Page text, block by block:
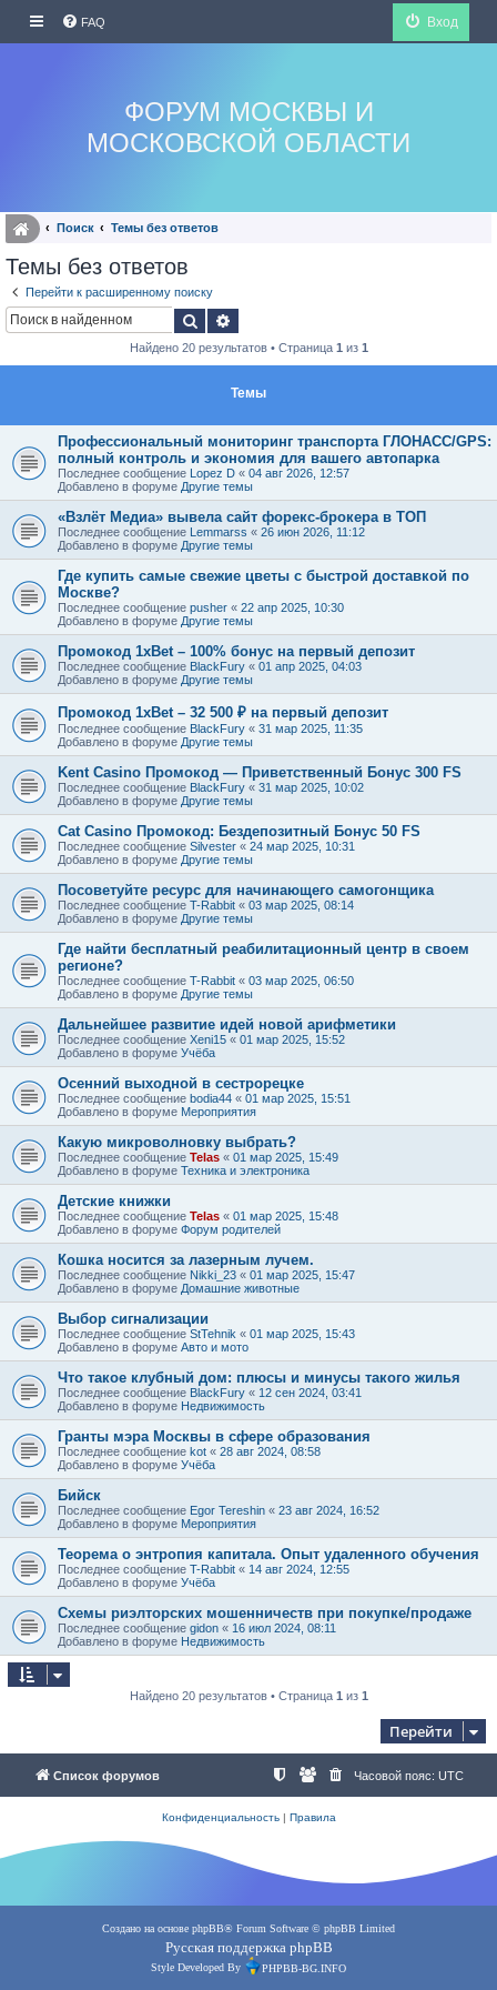
FAQ Вход
ФОРУМ МОСКВЫ И
МОСКОВСКОЙ ОБЛАСТИ
Поиск Темы без ответов
Темы без ответов
Перейти к расширенному поиску
Поиск
Найдено 20 результатов • Страница 1 из 1
Темы
Профессиональный мониторинг транспорта ГЛОНАСС/GPS:
полный контроль и экономия для вашего автопарка
Последнее сообщение Lopez D « 04 авг 2026, 12:57
Добавлено в форуме Другие темы
«Взлёт Медиа» вывела сайт форекс-брокера в ТОП
Последнее сообщение Lemmarss « 26 июн 2026, 11:12
Добавлено в форуме Другие темы
Где купить самые свежие цветы с быстрой доставкой по
Москве?
Последнее сообщение pusher « 22 апр 2025, 10:30
Добавлено в форуме Другие темы
Промокод 1xBet – 100% бонус на первый депозит
Последнее сообщение BlackFury « 01 апр 2025, 04:03
Добавлено в форуме Другие темы
Промокод 1xBet – 32 500 ₽ на первый депозит
Последнее сообщение BlackFury « 31 мар 2025, 11:35
Добавлено в форуме Другие темы
Kent Casino Промокод — Приветственный Бонус 300 FS
Последнее сообщение BlackFury « 31 мар 2025, 10:02
Добавлено в форуме Другие темы
Cat Casino Промокод: Бездепозитный Бонус 50 FS
Последнее сообщение Silvester « 24 мар 2025, 10:31
Добавлено в форуме Другие темы
Посоветуйте ресурс для начинающего самогонщика
Последнее сообщение T-Rabbit « 03 мар 2025, 08:14
Добавлено в форуме Другие темы
Где найти бесплатный реабилитационный центр в своем
регионе?
Последнее сообщение T-Rabbit « 03 мар 2025, 06:50
Добавлено в форуме Другие темы
Дальнейшее развитие идей новой арифметики
Последнее сообщение Xeni15 « 01 мар 2025, 15:52
Добавлено в форуме Учёба
Осенний выходной в сестрорецке
Последнее сообщение bodia44 « 01 мар 2025, 15:51
Добавлено в форуме Мероприятия
Какую микроволновку выбрать?
Последнее сообщение Telas « 01 мар 2025, 15:49
Добавлено в форуме Техника и электроника
Детские книжки
Последнее сообщение Telas « 01 мар 2025, 15:48
Добавлено в форуме Форум родителей
Кошка носится за лазерным лучем.
Последнее сообщение Nikki_23 « 01 мар 2025, 15:47
Добавлено в форуме Домашние животные
Выбор сигнализации
Последнее сообщение StTehnik « 01 мар 2025, 15:43
Добавлено в форуме Авто и мото
Что такое клубный дом: плюсы и минусы такого жилья
Последнее сообщение BlackFury « 12 сен 2024, 03:41
Добавлено в форуме Недвижимость
Гранты мэра Москвы в сфере образования
Последнее сообщение kot « 28 авг 2024, 08:58
Добавлено в форуме Учёба
Бийск
Последнее сообщение Egor Tereshin « 23 авг 2024, 16:52
Добавлено в форуме Мероприятия
Теорема о энтропия капитала. Опыт удаленного обучения
Последнее сообщение T-Rabbit « 14 авг 2024, 12:55
Добавлено в форуме Учёба
Схемы риэлторских мошенничеств при покупке/продаже
Последнее сообщение gidon « 16 июл 2024, 08:11
Добавлено в форуме Недвижимость
Найдено 20 результатов • Страница 1 из 1
Перейти
Список форумов Часовой пояс: UTC
Конфиденциальность| Правила
Создано на основе phpBB® Forum Software © phpBB Limited
Русская поддержка phpBB
Style Developed By PHPBB-BG.INFO